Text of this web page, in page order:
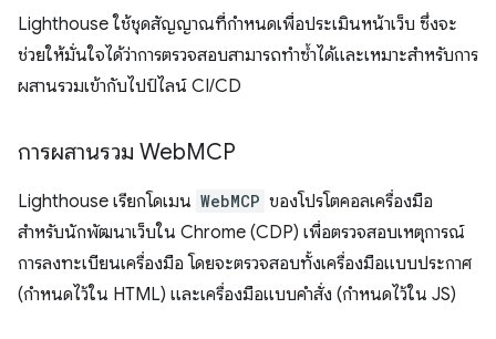
Lighthouse ใช้ชุดสัญญาณที่กำหนดเพื่อประเมินหน้าเว็บ ซึ่งจะ
ช่วยให้มั่นใจได้ว่าการตรวจสอบสามารถทำซ้ำได้และเหมาะสำหรับการ
ผสานรวมเข้ากับไปป์ไลน์ CI/CD
การผสานรวม WebMCP
Lighthouse เรียกโดเมน WebMCP ของโปรโตคอลเครื่องมือ
สำหรับนักพัฒนาเว็บใน Chrome (CDP) เพื่อตรวจสอบเหตุการณ์
การลงทะเบียนเครื่องมือ โดยจะตรวจสอบทั้งเครื่องมือแบบประกาศ
(กำหนดไว้ใน HTML) และเครื่องมือแบบคำสั่ง (กำหนดไว้ใน JS)